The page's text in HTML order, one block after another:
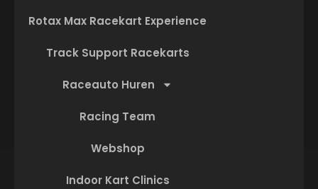
Rotax Max Racekart Experience
Track Support Racekarts
Raceauto Huren
Racing Team
Webshop
Indoor Kart Clinics